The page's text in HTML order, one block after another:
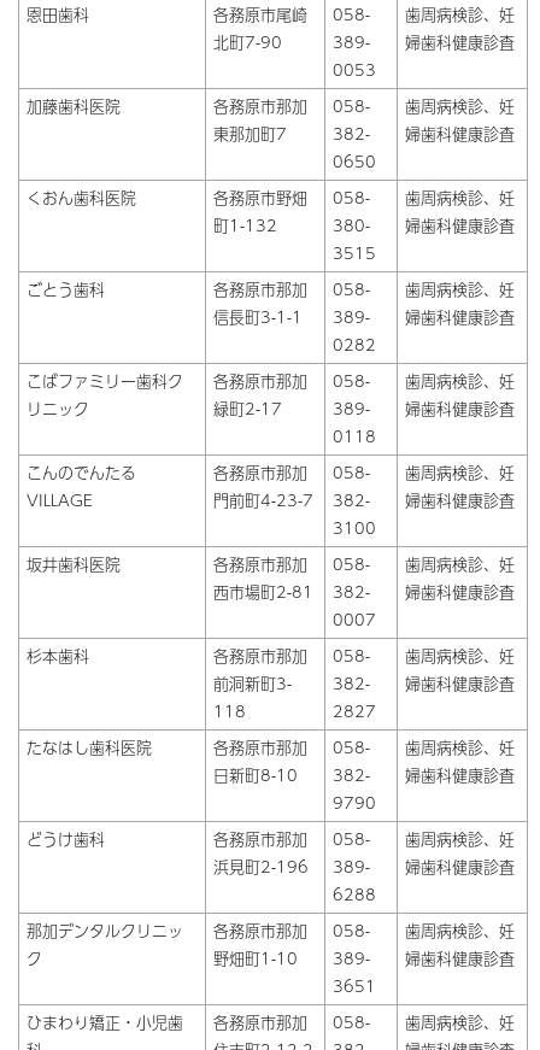
恩田歯科
各務原市尾崎
北町7-90
058-
389-
0053
歯周病検診、妊
婦歯科健康診査
加藤歯科医院
各務原市那加
東那加町7
058-
382-
0650
歯周病検診、妊
婦歯科健康診査
くおん歯科医院
各務原市野畑
町1-132
058-
380-
3515
歯周病検診、妊
婦歯科健康診査
ごとう歯科
各務原市那加
信長町3-1-1
058-
389-
0282
歯周病検診、妊
婦歯科健康診査
こばファミリー歯科ク
リニック
各務原市那加
緑町2-17
058-
389-
0118
歯周病検診、妊
婦歯科健康診査
こんのでんたる
VILLAGE
各務原市那加
門前町4-23-7
058-
382-
3100
歯周病検診、妊
婦歯科健康診査
坂井歯科医院
各務原市那加
西市場町2-81
058-
382-
0007
歯周病検診、妊
婦歯科健康診査
杉本歯科
各務原市那加
前洞新町3-
118
058-
382-
2827
歯周病検診、妊
婦歯科健康診査
たなはし歯科医院
各務原市那加
日新町8-10
058-
382-
9790
歯周病検診、妊
婦歯科健康診査
どうけ歯科
各務原市那加
浜見町2-196
058-
389-
6288
歯周病検診、妊
婦歯科健康診査
那加デンタルクリニッ
ク
各務原市那加
野畑町1-10
058-
389-
3651
歯周病検診、妊
婦歯科健康診査
ひまわり矯正・小児歯
各務原市那加
058-
歯周病検診、妊